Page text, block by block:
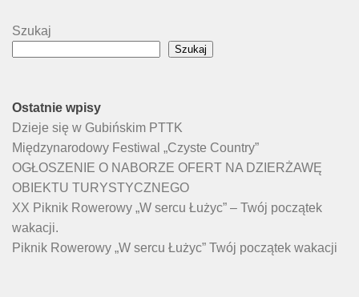
Szukaj
Szukaj
Ostatnie wpisy
Dzieje się w Gubińskim PTTK
Międzynarodowy Festiwal „Czyste Country”
OGŁOSZENIE O NABORZE OFERT NA DZIERŻAWĘ
OBIEKTU TURYSTYCZNEGO
XX Piknik Rowerowy „W sercu Łużyc” – Twój początek
wakacji.
Piknik Rowerowy „W sercu Łużyc” Twój początek wakacji